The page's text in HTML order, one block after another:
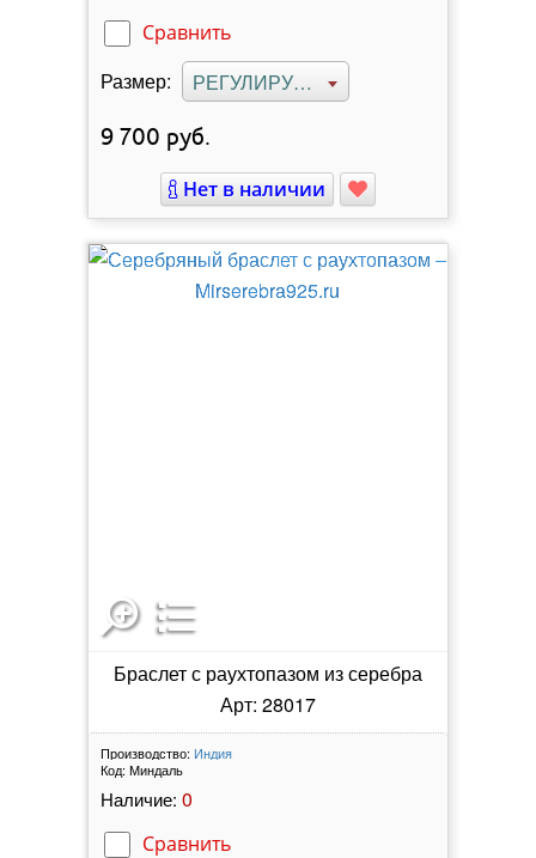
Сравнить
Размер: РЕГУЛИРУЕМЫЙ
9 700 руб.
Нет в наличии
Браслет с раухтопазом из серебра
Арт: 28017
Производство: Индия
Код: Миндаль
Наличие: 0
Сравнить